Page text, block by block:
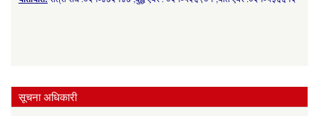
सूचना अधिकारी